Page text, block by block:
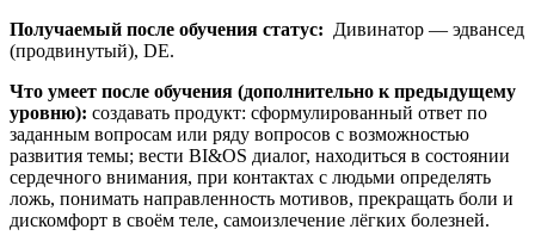
Получаемый после обучения статус: Дивинатор — эдвансед
(продвинутый), DE.
Что умеет после обучения (дополнительно к предыдущему
уровню): создавать продукт: сформулированный ответ по
заданным вопросам или ряду вопросов с возможностью
развития темы; вести BI&OS диалог, находиться в состоянии
сердечного внимания, при контактах с людьми определять
ложь, понимать направленность мотивов, прекращать боли и
дискомфорт в своём теле, самоизлечение лёгких болезней.